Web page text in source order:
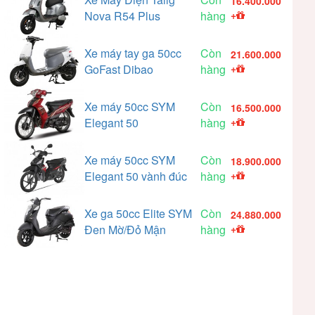
Nova R54 Plus
hàng +
Xe máy tay ga 50cc
GoFast Dibao
Còn
hàng
21.600.000
+
Xe máy 50cc SYM
Elegant 50
Còn
hàng
16.500.000
+
Xe máy 50cc SYM
Elegant 50 vành đúc
Còn
hàng
18.900.000
+
Xe ga 50cc Elite SYM
Đen Mờ/Đỏ Mận
Còn
hàng
24.880.000
+